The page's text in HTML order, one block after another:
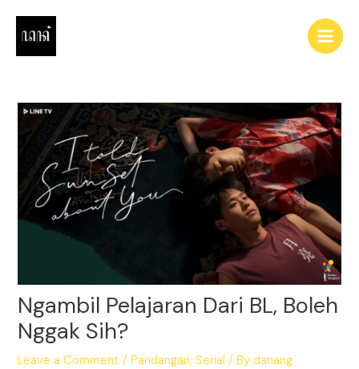
content
Main
Ngambil Pelajaran Dari BL, Boleh
Nggak Sih?
Leave a Comment /Pandangan,Serial / Bydanang